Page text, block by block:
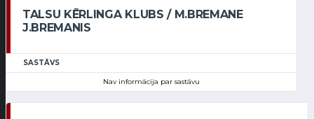
TALSU KĒRLINGA KLUBS / M.BREMANE
J.BREMANIS
SASTĀVS
Nav informācija par sastāvu